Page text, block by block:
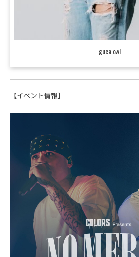
guca owl
【イベント情報】